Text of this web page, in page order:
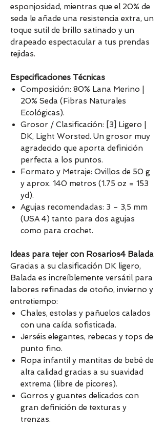
esponjosidad, mientras que el 20% de
seda le añade una resistencia extra, un
toque sutil de brillo satinado y un
drapeado espectacular a tus prendas
tejidas.
Especificaciones Técnicas
Composición: 80% Lana Merino |
20% Seda (Fibras Naturales
Ecológicas).
Grosor / Clasificación: [3] Ligero |
DK, Light Worsted. Un grosor muy
agradecido que aporta definición
perfecta a los puntos.
Formato y Metraje: Ovillos de 50 g
y aprox. 140 metros (1.75 oz = 153
yd).
Agujas recomendadas: 3 – 3,5 mm
(USA 4) tanto para dos agujas
como para crochet.
Ideas para tejer con Rosarios4 Balada
Gracias a su clasificación DK ligero,
Balada es increíblemente versátil para
labores refinadas de otoño, invierno y
entretiempo:
Chales, estolas y pañuelos calados
con una caída sofisticada.
Jerséis elegantes, rebecas y tops de
punto fino.
Ropa infantil y mantitas de bebé de
alta calidad gracias a su suavidad
extrema (libre de picores).
Gorros y guantes delicados con
gran definición de texturas y
trenzas.